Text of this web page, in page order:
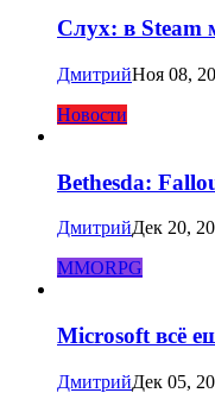
Слух: в Steam
ДмитрийНоя 08,
Новости
Bethesda:
ДмитрийДек 20,
MMORPG
Microsoft всё
ДмитрийДек 05,